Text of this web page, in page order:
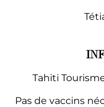
Tahiti
Pas de vaccins